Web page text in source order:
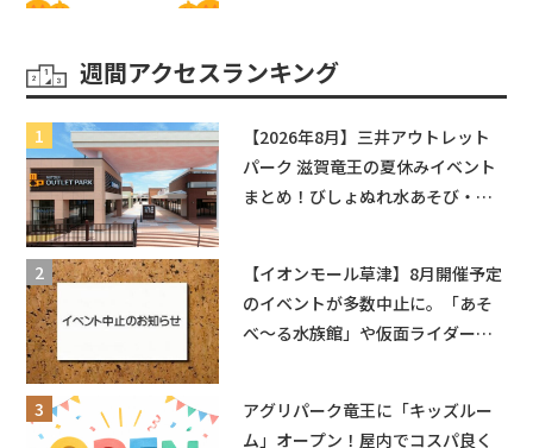
週間アクセスランキング
【2026年8月】三井アウトレット
パーク 滋賀竜王の夏休みイベント
まとめ！びしょぬれ水あそび・激
【イオンモール草津】8月開催予定
のイベントが多数中止に。「あそ
べ〜る水族館」や仮面ライダーシ
アグリパーク竜王に「キッズルー
ム」オープン！屋内でコスパ良く